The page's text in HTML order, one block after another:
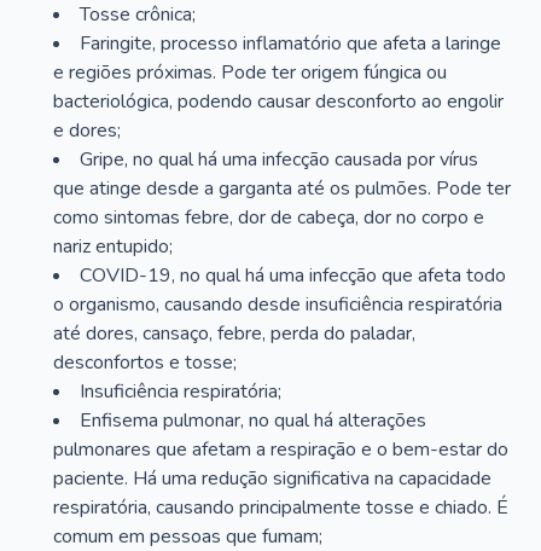
Tosse crônica;
Faringite, processo inflamatório que afeta a laringe
e regiões próximas. Pode ter origem fúngica ou
bacteriológica, podendo causar desconforto ao engolir
e dores;
Gripe, no qual há uma infecção causada por vírus
que atinge desde a garganta até os pulmões. Pode ter
como sintomas febre, dor de cabeça, dor no corpo e
nariz entupido;
COVID-19, no qual há uma infecção que afeta todo
o organismo, causando desde insuficiência respiratória
até dores, cansaço, febre, perda do paladar,
desconfortos e tosse;
Insuficiência respiratória;
Enfisema pulmonar, no qual há alterações
pulmonares que afetam a respiração e o bem-estar do
paciente. Há uma redução significativa na capacidade
respiratória, causando principalmente tosse e chiado. É
comum em pessoas que fumam;